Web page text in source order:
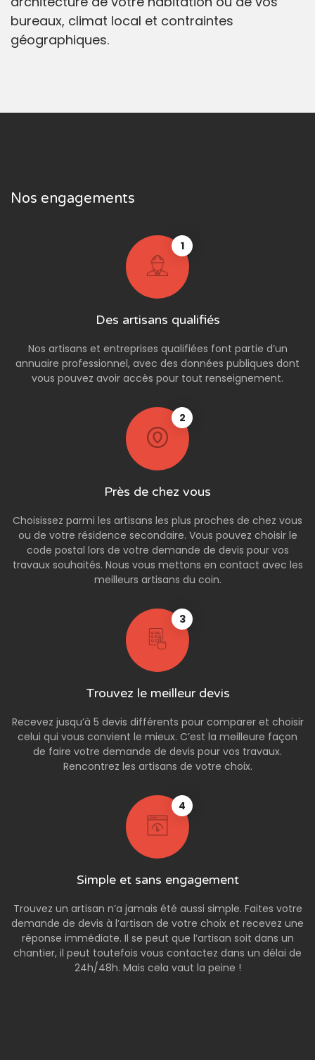
bureaux, climat local et contraintes
géographiques.
Nos engagements
1
Des artisans qualifiés
Nos artisans et entreprises qualifiées font partie d’un
annuaire professionnel, avec des données publiques dont
vous pouvez avoir accès pour tout renseignement.
2
Près de chez vous
Choisissez parmi les artisans les plus proches de chez vous
ou de votre résidence secondaire. Vous pouvez choisir le
code postal lors de votre demande de devis pour vos
travaux souhaités. Nous vous mettons en contact avec les
meilleurs artisans du coin.
3
Trouvez le meilleur devis
Recevez jusqu’à 5 devis différents pour comparer et choisir
celui qui vous convient le mieux. C’est la meilleure façon
de faire votre demande de devis pour vos travaux.
Rencontrez les artisans de votre choix.
4
Simple et sans engagement
Trouvez un artisan n’a jamais été aussi simple. Faites votre
demande de devis à l’artisan de votre choix et recevez une
réponse immédiate. Il se peut que l’artisan soit dans un
chantier, il peut toutefois vous contactez dans un délai de
24h/48h. Mais cela vaut la peine !